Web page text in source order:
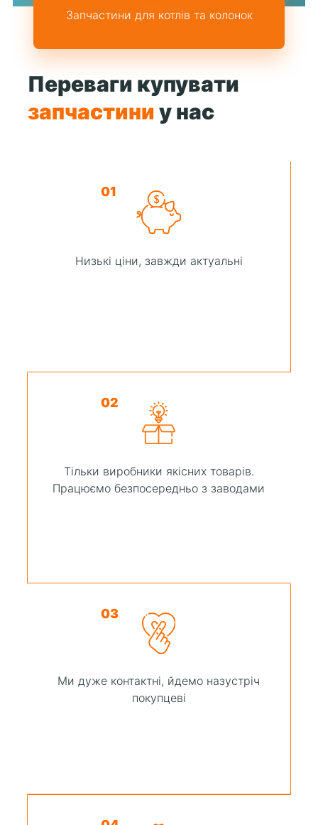
Запчастини для котлів та колонок
Переваги купувати
запчастиниу нас
01
Низькі ціни, завжди актуальні
02
Тільки виробники якісних товарів.
Працюємо безпосередньо з заводами
03
Ми дуже контактні, йдемо назустріч
покупцеві